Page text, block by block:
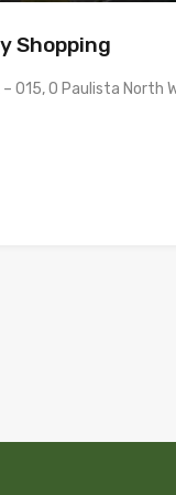
Shopping
015, O Paulista North